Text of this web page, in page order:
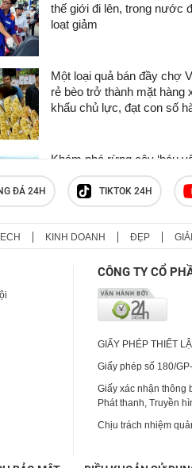
thế giới đi lên, trong nước
loạt giảm
Một loại quả bán đầy chợ
rẻ bèo trở thành mặt hàng
khẩu chủ lực, đạt con số
Khám phá rừng cây ‘báu
năm tuổi không ai dám
Huế
Nuôi lợn có khi "lỗ sặc
con "bé như nắm tay" này,
luôn "quả" phát tài
ĐÁ 24H TIKTOK 24H
KINH DOANH ĐẸP
CÔNG TY CỔ
GIẤY PHÉP THIẾT
Giấy phép số 180/
Giấy xác nhận thông
Phát thanh, Truyền
Chịu trách nhiệm